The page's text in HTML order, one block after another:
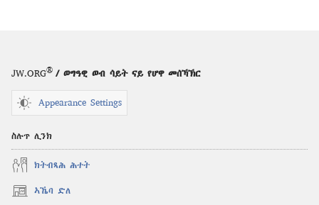
ዘብዐኛ
JW.ORG® / ወግዓዊ ወብ ሳይት ናይ የሆዋ መሰኻኽር
Appearance Settings
ስሉጥ ሊንክ
ክትብጻሕ ሕተት
ኣኼባ ድለ
(opens